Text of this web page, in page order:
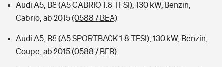
Audi A5, B8 (A5 CABRIO 1.8 TFSI), 130 kW, Benzin,
Cabrio, ab 2015(0588 / BEA)
Audi A5, B8 (A5 SPORTBACK 1.8 TFSI), 130 kW, Benzin,
Coupe, ab 2015(0588 / BEB)